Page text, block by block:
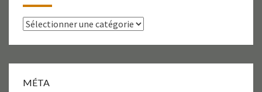
Rubriques
MÉTA